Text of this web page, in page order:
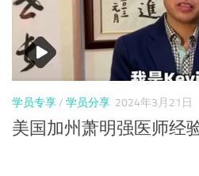
学员专享/ 学员分享 2024年3月21日
美国加州萧明强医师经